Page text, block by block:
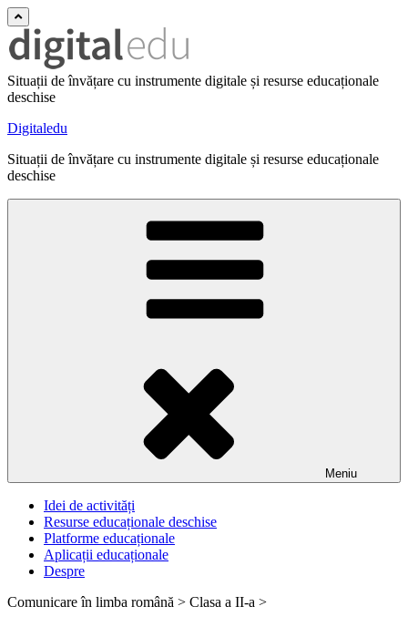
Situații de învățare cu instrumente digitale și resurse educaționale
deschise
Digitaledu
Situații de învățare cu instrumente digitale și resurse educaționale
deschise
Meniu
Idei de activități
Resurse educaționale deschise
Platforme educaționale
Aplicații educaționale
Despre
Comunicare în limba română > Clasa a II-a >